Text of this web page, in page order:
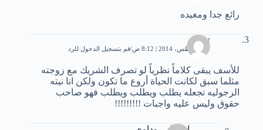
رائع جدا ومغيده
sosw
31 أغسطس، 2014 | 8:12 ص قم بتسجيل الدخول للرد
للأسف يبقى كلاماً نظرياً لو تصرف الشريك مع زوجته
مثلما سبق لكانت الحياة أروع ما تكون ولكن انا نيته
الرجوليه تجعله يطلب ويطلب ويطلب فهو صاحب
حقوق وليس عليه واجبات !!!!!!!!!